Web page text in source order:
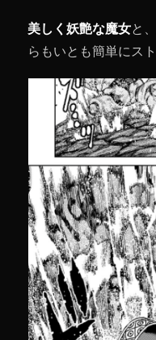
美しく妖艶な魔女と、
らもいとも簡単にス